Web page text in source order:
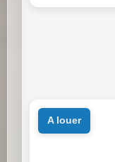
a louer